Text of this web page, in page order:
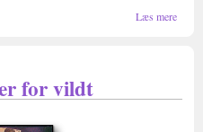
Læs mere
for vildt